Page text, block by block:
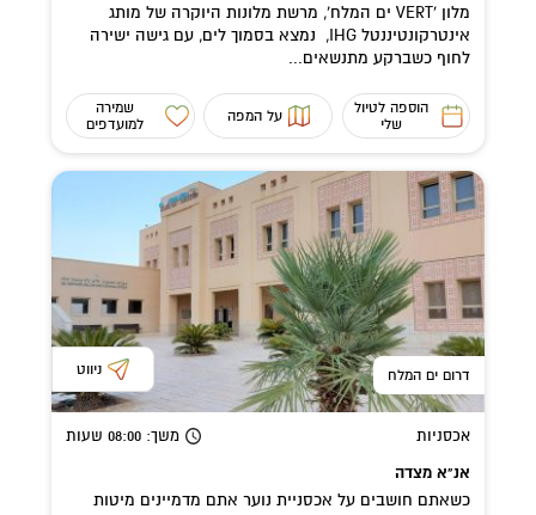
מלון 'VERT ים המלח', מרשת מלונות היוקרה של מותג
אינטרקונטיננטל IHG, נמצא בסמוך לים, עם גישה ישירה
לחוף כשברקע מתנשאים...
הוספה לטיול
שלי
על המפה
שמירה
למועדפים
דרום ים המלח ניווט
אכסניות משך: 08:00 שעות
אנ"א מצדה
כשאתם חושבים על אכסניית נוער אתם מדמיינים מיטות